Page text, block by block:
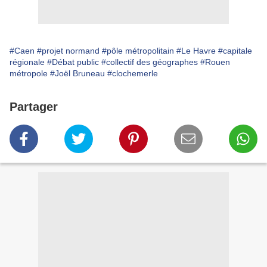
#Caen #projet normand #pôle métropolitain #Le Havre #capitale
régionale #Débat public #collectif des géographes #Rouen
métropole #Joël Bruneau #clochemerle
Partager